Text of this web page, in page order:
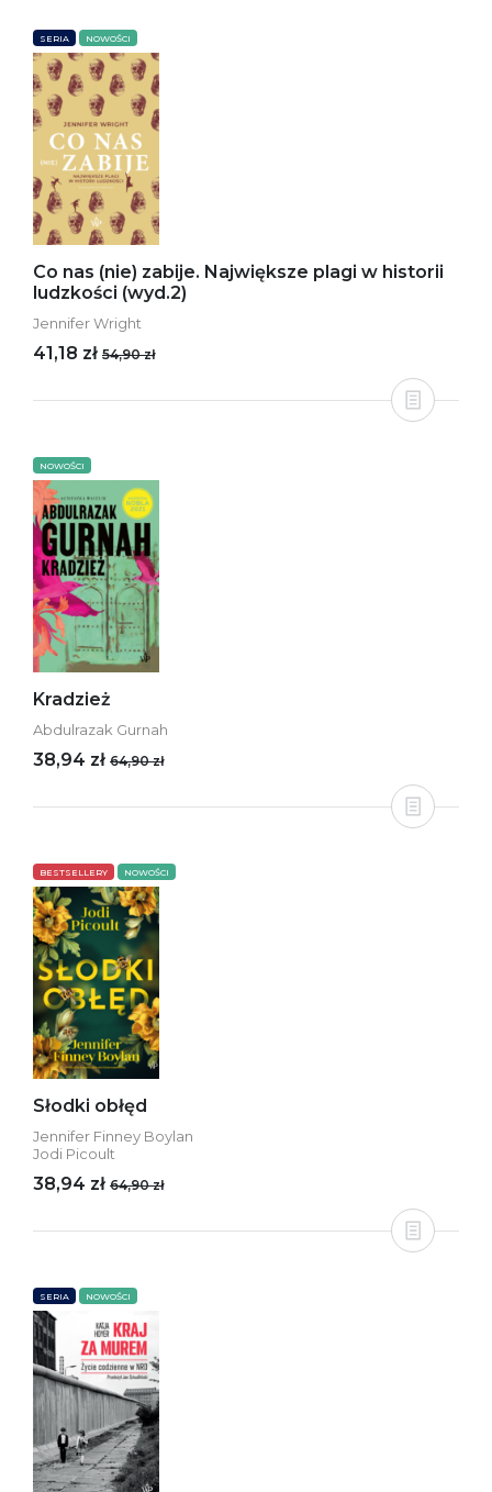
SERIA NOWOŚCI
Co nas (nie) zabije. Największe plagi w historii
ludzkości (wyd.2)
Jennifer Wright
41,18 zł 54,90 zł
NOWOŚCI
Kradzież
Abdulrazak Gurnah
38,94 zł 64,90 zł
BESTSELLERY NOWOŚCI
Słodki obłęd
Jennifer Finney Boylan
Jodi Picoult
38,94 zł 64,90 zł
SERIA NOWOŚCI